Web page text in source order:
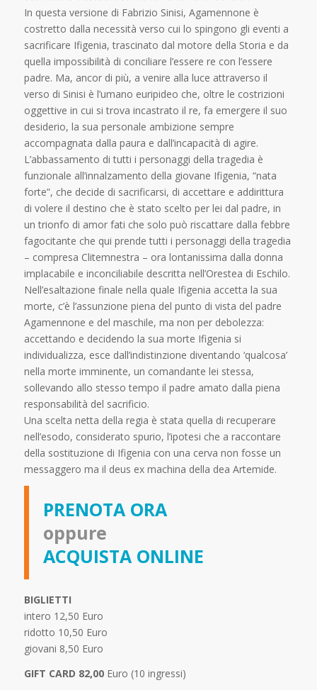
In questa versione di Fabrizio Sinisi, Agamennone è
costretto dalla necessità verso cui lo spingono gli eventi a
sacrificare Ifigenia, trascinato dal motore della Storia e da
quella impossibilità di conciliare l’essere re con l’essere
padre. Ma, ancor di più, a venire alla luce attraverso il
verso di Sinisi è l’umano euripideo che, oltre le costrizioni
oggettive in cui si trova incastrato il re, fa emergere il suo
desiderio, la sua personale ambizione sempre
accompagnata dalla paura e dall’incapacità di agire.
L’abbassamento di tutti i personaggi della tragedia è
funzionale all’innalzamento della giovane Ifigenia, “nata
forte”, che decide di sacrificarsi, di accettare e addirittura
di volere il destino che è stato scelto per lei dal padre, in
un trionfo di amor fati che solo può riscattare dalla febbre
fagocitante che qui prende tutti i personaggi della tragedia
– compresa Clitemnestra – ora lontanissima dalla donna
implacabile e inconciliabile descritta nell’Orestea di Eschilo.
Nell’esaltazione finale nella quale Ifigenia accetta la sua
morte, c’è l’assunzione piena del punto di vista del padre
Agamennone e del maschile, ma non per debolezza:
accettando e decidendo la sua morte Ifigenia si
individualizza, esce dall’indistinzione diventando ‘qualcosa’
nella morte imminente, un comandante lei stessa,
sollevando allo stesso tempo il padre amato dalla piena
responsabilità del sacrificio.
Una scelta netta della regia è stata quella di recuperare
nell’esodo, considerato spurio, l’ipotesi che a raccontare
della sostituzione di Ifigenia con una cerva non fosse un
messaggero ma il deus ex machina della dea Artemide.
PRENOTA ORA
oppure
ACQUISTA ONLINE
BIGLIETTI
intero 12,50 Euro
ridotto 10,50 Euro
giovani 8,50 Euro
GIFT CARD 82,00Euro (10 ingressi)